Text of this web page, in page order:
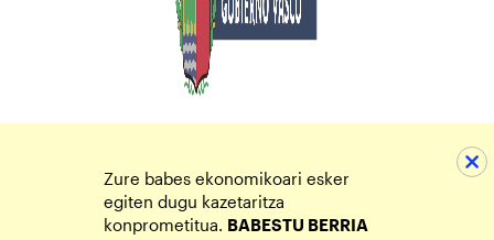
Zure babes ekonomikoari esker
egiten dugu kazetaritza
konprometitua. BABESTU BERRIA